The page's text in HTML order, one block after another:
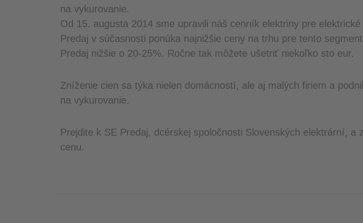
na vykurovanie.
Od 15. augusta 2014 sme upravili náš cenník elektriny pre
Predaj v súčasnosti ponúka najnižšie ceny na trhu pre tento
Predaj nižšie o 20-25%. Ročne tak môžete ušetriť niekoľko sto eur.
Zníženie cien sa týka nielen domácností, ale aj malých firiem a
na vykurovanie.
Prejdite k SE Predaj, dcérskej spoločnosti Slovenských elektrární,
cenu.